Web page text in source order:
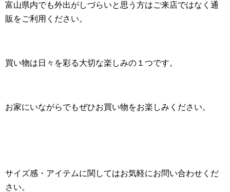
富山県内でも外出がしづらいと思う方はご来店ではなく通
販をご利用ください。
買い物は日々を彩る大切な楽しみの１つです。
お家にいながらでもぜひお買い物をお楽しみください。
サイズ感・アイテムに関してはお気軽にお問い合わせくだ
さい。